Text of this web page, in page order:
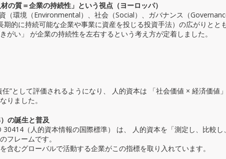
の質＝企業の持続性」という視点（ヨーロッパ）
（環境（Environmental）、社会（Social）、ガバナンス（
的に持続可能な企業や事業に資産を投じる投資手法）の広がりととも
がい」 が企業の持続性を左右するという考え方が定着しました。
任”として評価されるようになり、 人的資本は 「社会価値 × 経済価値
りました。
の誕生と普及
30414（人的資本情報の国際標準） は、 人的資本を「測定し、比較し
フレームです。
含むグローバルで活動する企業がこの指標を取り入れています。